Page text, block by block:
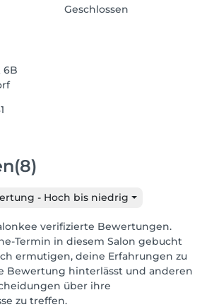
Geschlossen
6B
(8)
- Hoch bis niedrig
verifizierte Bewertungen.
Termin in diesem Salon gebucht
ermutigen, deine Erfahrungen zu
Bewertung hinterlässt und anderen
über ihre
zu treffen.